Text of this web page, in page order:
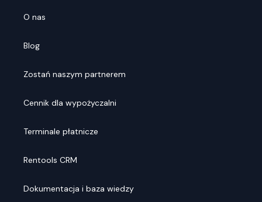
O nas
Blog
Zostań naszym partnerem
Cennik dla wypożyczalni
Terminale płatnicze
Rentools CRM
Dokumentacja i baza wiedzy